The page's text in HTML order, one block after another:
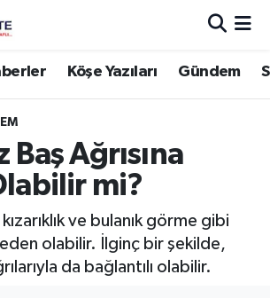
Köşe Yazıları Gündem
Baş Ağrısına
mi?
ve bulanık görme gibi
olabilir. İlginç bir şekilde,
da bağlantılı olabilir.
Vakitleri
Durumu ve Fikstür